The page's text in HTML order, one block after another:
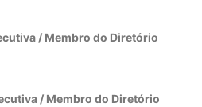
/ Membro do Diretório
/ Membro do Diretório